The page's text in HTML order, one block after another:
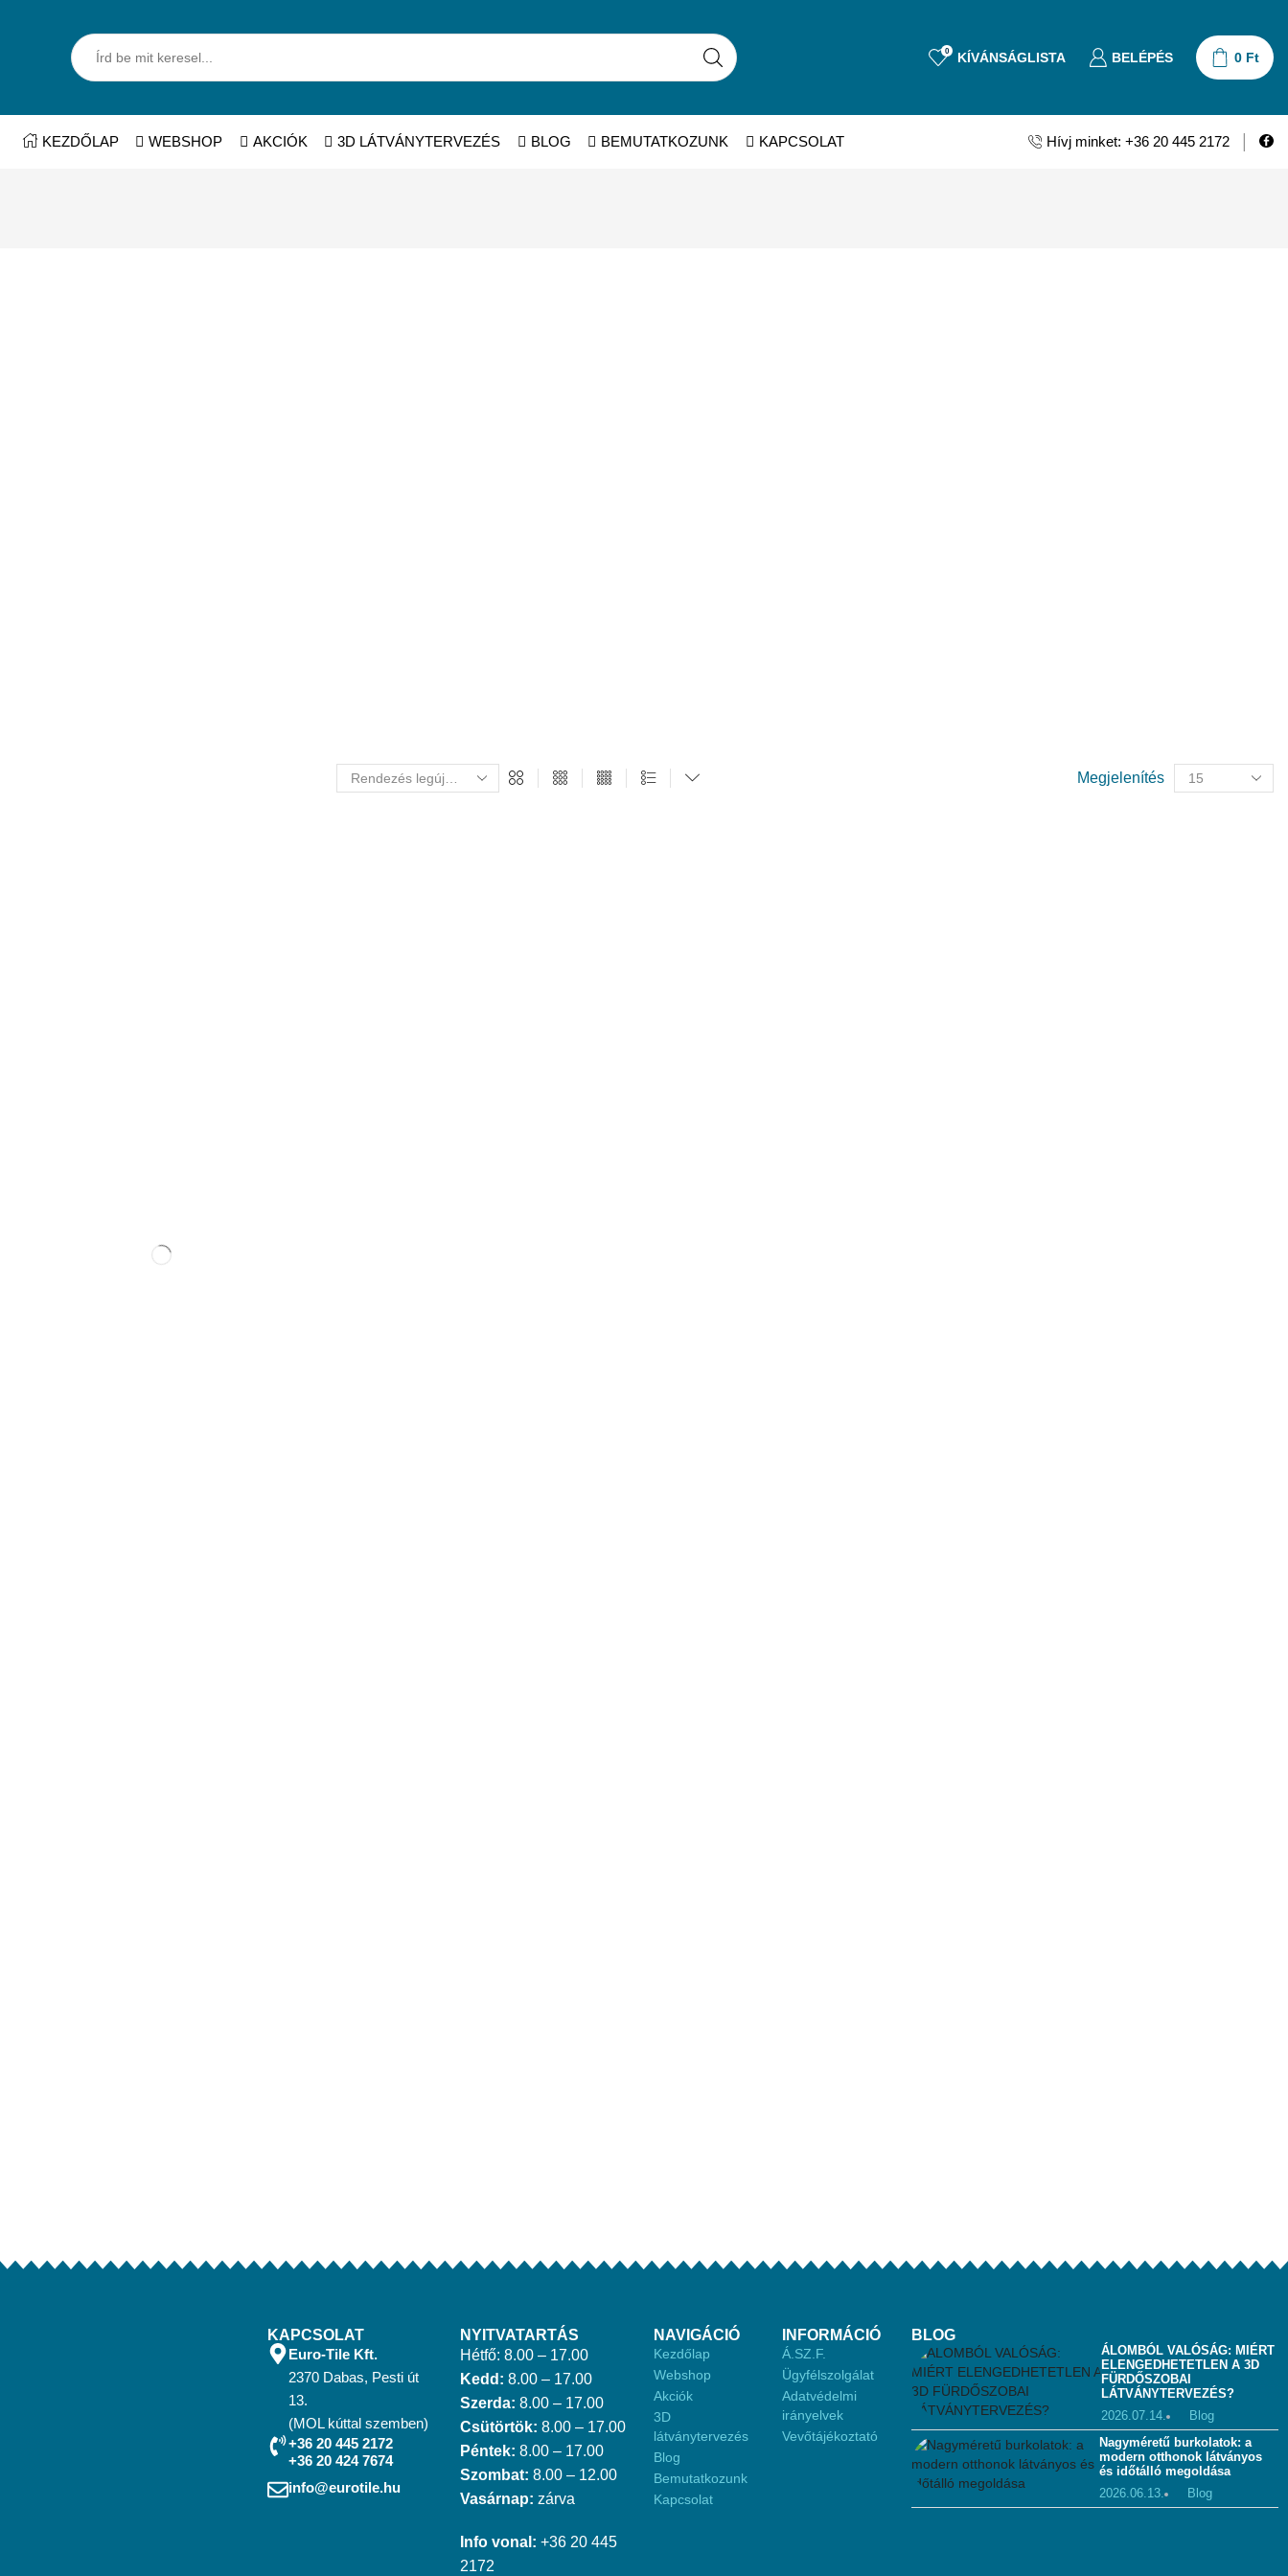
0 KÍVÁNSÁGLISTA BELÉPÉS 0 Ft
KEZDŐLAP WEBSHOP AKCIÓK 3D LÁTVÁNYTERVEZÉS BLOG BEMUTATKOZUNK KAPCSOLAT Hívj minket: +36 20 445 2172
Megjelenítés
KAPCSOLAT
Euro-Tile Kft.
2370 Dabas, Pesti út
13.
(MOL kúttal szemben)
+36 20 445 2172
+36 20 424 7674
info@eurotile.hu
NYITVATARTÁS
Hétfő: 8.00 – 17.00
Kedd: 8.00 – 17.00
Szerda: 8.00 – 17.00
Csütörtök: 8.00 – 17.00
Péntek: 8.00 – 17.00
Szombat: 8.00 – 12.00
Vasárnap: zárva
Info vonal: +36 20 445
2172
NAVIGÁCIÓ
Kezdőlap
Webshop
Akciók
3D
látványtervezés
Blog
Bemutatkozunk
Kapcsolat
INFORMÁCIÓ
Á.SZ.F.
Ügyfélszolgálat
Adatvédelmi
irányelvek
Vevőtájékoztató
BLOG
ÁLOMBÓL VALÓSÁG: MIÉRT
ELENGEDHETETLEN A 3D
FÜRDŐSZOBAI
LÁTVÁNYTERVEZÉS?
2026.07.14.
Blog
Nagyméretű burkolatok: a
modern otthonok látványos
és időtálló megoldása
2026.06.13.
Blog